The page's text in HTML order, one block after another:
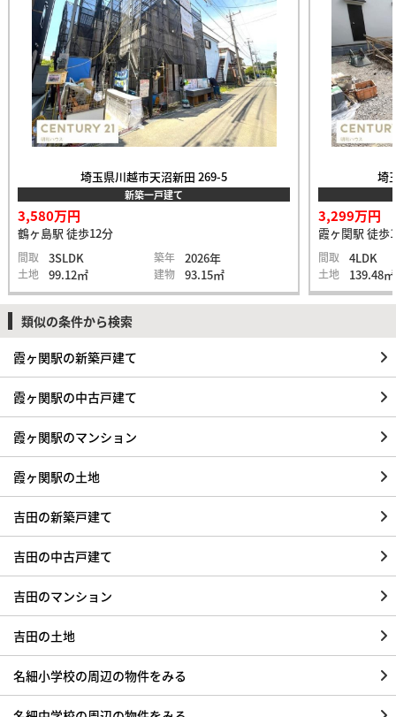
埼玉県川越市天沼新田 269-5
新築一戸建て
3,580万円
鶴ヶ島駅 徒歩12分
間取 3SLDK 築年 2026年
土地 99.12㎡ 建物 93.15㎡
埼
3,299万円
霞ヶ関駅 徒歩
間取 4LDK
土地 139.48㎡
類似の条件から検索
霞ヶ関駅の新築戸建て
霞ヶ関駅の中古戸建て
霞ヶ関駅のマンション
霞ヶ関駅の土地
吉田の新築戸建て
吉田の中古戸建て
吉田のマンション
吉田の土地
名細小学校の周辺の物件をみる